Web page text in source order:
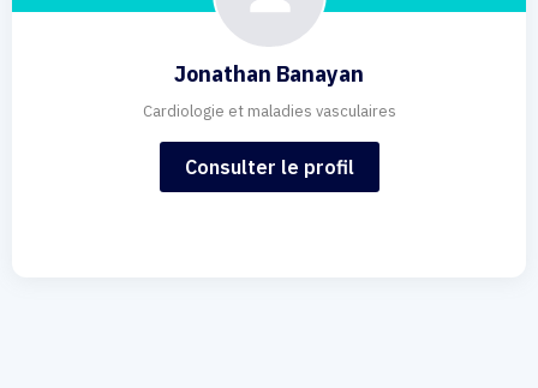
Jonathan Banayan
Cardiologie et maladies vasculaires
Consulter le profil